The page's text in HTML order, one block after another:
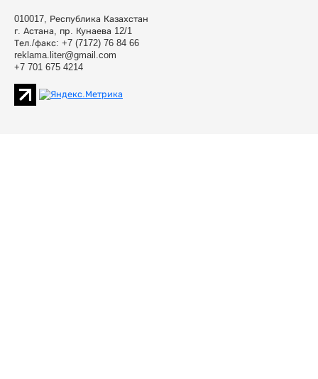
010017, Республика Казахстан
г. Астана, пр. Кунаева 12/1
Тел./факс: +7 (7172) 76 84 66
reklama.liter@gmail.com
+7 701 675 4214